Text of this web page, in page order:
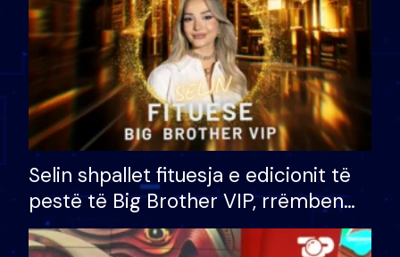
Selin shpallet fituesja e edicionit të
pestë të Big Brother VIP, rrëmben
çmimin e madh prej 100 mijë eurosh